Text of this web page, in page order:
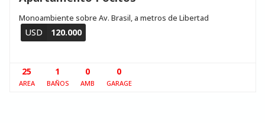
Monoambiente sobre Av. Brasil, a metros de Libertad
USD 120.000
25
AREA
1
BAÑOS
0
AMB
0
GARAGE